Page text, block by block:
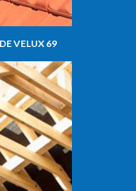
VELUX 69